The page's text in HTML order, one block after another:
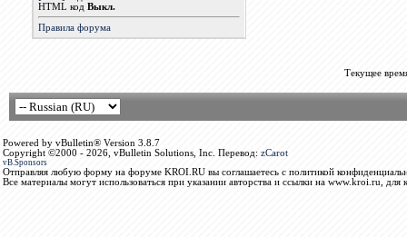
HTML код Выкл.
Правила форума
Текущее
Powered by vBulletin® Version 3.8.7
Copyright ©2000 - 2026, vBulletin Solutions, Inc. Перевод: zCarot
vB.Sponsors
Отправляя любую форму на форуме KROI.RU вы соглашаетесь с политикой
Все материалы могут использоваться при указании авторства и ссылки на www.kroi.ru, для